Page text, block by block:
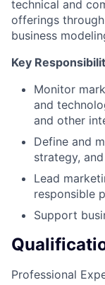
technical and
offerings
business
Key
Monitor
and
and other
Define and
strategy,
Lead
responsible
Support
Professional